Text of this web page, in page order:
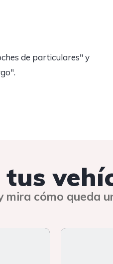
de particulares" y
mira cómo queda